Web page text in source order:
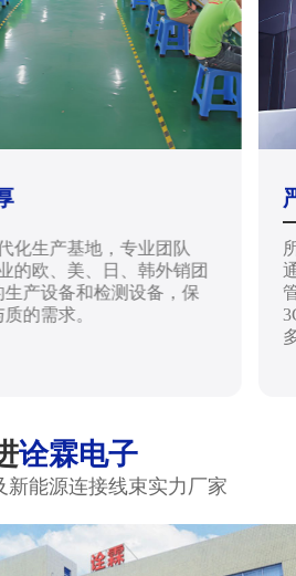
化生产基地，专业团队
的欧、美、日、韩外销团
生产设备和检测设备，保
的需求。
诠霖电子
新能源连接线束实力厂家